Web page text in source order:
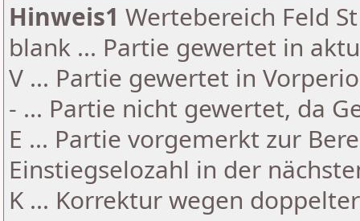
Hinweis1 Wertebereich Feld
blank ... Partie gewertet in
V ... Partie gewertet in
- ... Partie nicht gewertet, da
E ... Partie vorgemerkt zur
Einstiegselozahl in der
K ... Korrektur wegen